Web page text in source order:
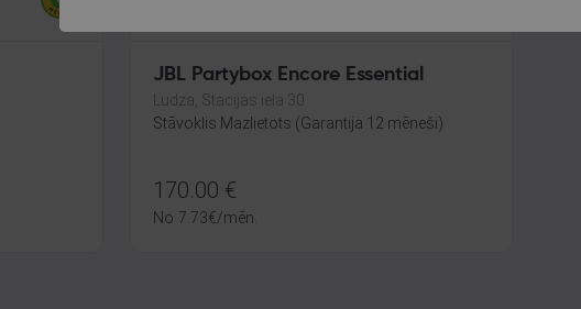
JBL Partybox Encore Essential
Ludza, Stacijas iela 30
Stāvoklis Mazlietots (Garantija 12 mēneši)
170.00 €
No 7.73€/mēn.